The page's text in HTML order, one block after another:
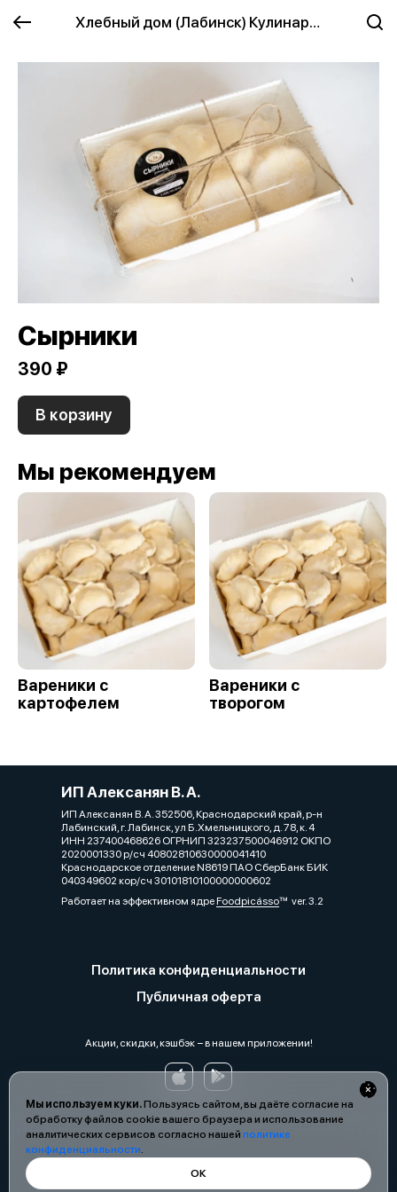
Хлебный дом (Лабинск) Кулинария
Мы используем куки.Пользуясь сайтом, вы даёте согласие на
обработку файлов cookie вашего браузера и использование
аналитических сервисов согласно нашей политике
конфиденциальности.
ОК
Сырники
390 ₽
В корзину
Мы рекомендуем
Вареники с
картофелем
Вареники с
творогом
ИП Алексанян В. А.
ИП Алексанян В. А. 352506, Краснодарский край, р-н
Лабинский, г. Лабинск, ул Б.Хмельницкого, д. 78, к. 4
ИНН 237400468626 ОГРНИП 323237500046912 ОКПО
2020001330 р/сч 40802810630000041410
Краснодарское отделение N8619 ПАО СберБанк БИК
040349602 кор/сч 30101810100000000602
Работает на эффективном ядреFoodpicássover. 3.2
Политика конфиденциальности
Публичная оферта
Акции, скидки, кэшбэк − в нашем приложении!